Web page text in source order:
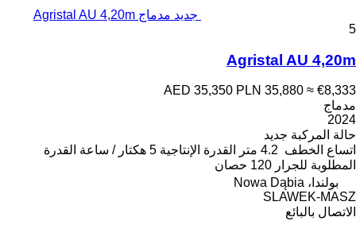
جديد مدماج Agristal AU 4,20m
5
Agristal AU 4,20m
AED 35,350 PLN 35,880 ≈ €8,333
مدماج
2024
حالة المركبة جديد
اتساع الخطف 4.2 متر القدرة الإنتاجية 5 هكتار / ساعة
القدرة
المطلوبة للجرار 120 حصان
بولندا، Nowa Dąbia
SLAWEK-MASZ
الاتصال بالبائع